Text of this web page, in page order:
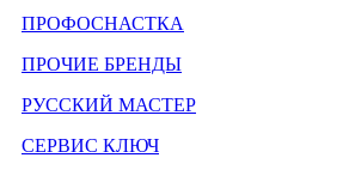
ПРОФОСНАСТКА
ПРОЧИЕ БРЕНДЫ
РУССКИЙ МАСТЕР
СЕРВИС КЛЮЧ